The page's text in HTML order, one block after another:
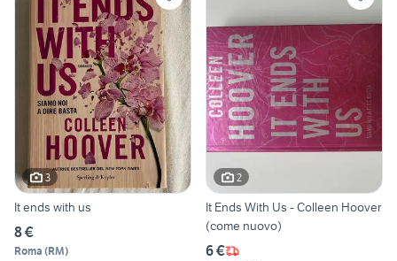
3
It ends with us
8 €
Roma (RM)
2
It Ends With Us - Colleen Hoover
(come nuovo)
6 €